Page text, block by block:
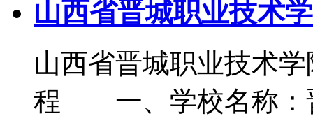
山西省晋城职业技术
山西省晋城职业技术
程 一、学校名称：